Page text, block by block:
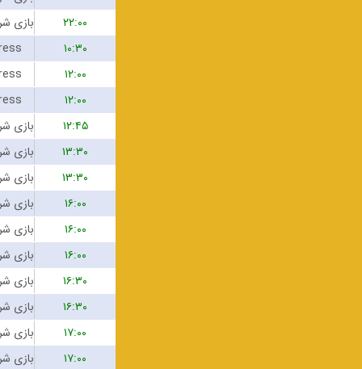
۲۲:۰۰
۱۰:۳۰
۱۲:۰۰
۱۲:۰۰
۱۲:۴۵
۱۳:۳۰
۱۳:۳۰
۱۶:۰۰
۱۶:۰۰
۱۶:۰۰
۱۶:۳۰
۱۶:۳۰
۱۷:۰۰
۱۷:۰۰